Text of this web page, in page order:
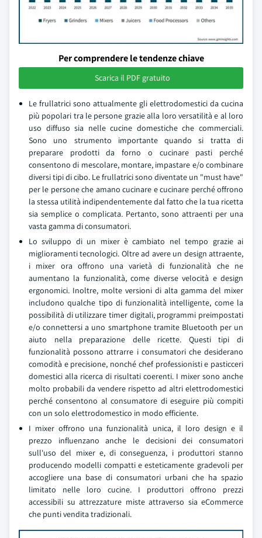
Per comprendere le tendenze chiave
Scarica il PDF gratuito
Le frullatrici sono attualmente gli elettrodomestici da cucina
più popolari tra le persone grazie alla loro versatilità e al loro
uso diffuso sia nelle cucine domestiche che commerciali.
Sono uno strumento importante quando si tratta di
preparare prodotti da forno o cucinare pasti perché
consentono di mescolare, montare, impastare e/o combinare
diversi tipi di cibo. Le frullatrici sono diventate un "must have"
per le persone che amano cucinare e cucinare perché offrono
la stessa utilità indipendentemente dal fatto che la tua ricetta
sia semplice o complicata. Pertanto, sono attraenti per una
vasta gamma di consumatori.
Lo sviluppo di un mixer è cambiato nel tempo grazie ai
miglioramenti tecnologici. Oltre ad avere un design attraente,
i mixer ora offrono una varietà di funzionalità che ne
aumentano la funzionalità, come diverse velocità e design
ergonomici. Inoltre, molte versioni di alta gamma del mixer
includono qualche tipo di funzionalità intelligente, come la
possibilità di utilizzare timer digitali, programmi preimpostati
e/o connettersi a uno smartphone tramite Bluetooth per un
aiuto nella preparazione delle ricette. Questi tipi di
funzionalità possono attrarre i consumatori che desiderano
comodità e precisione, nonché chef professionisti e pasticceri
domestici alla ricerca di risultati coerenti. I mixer sono anche
molto probabili da vendere rispetto ad altri elettrodomestici
perché consentono al consumatore di eseguire più compiti
con un solo elettrodomestico in modo efficiente.
I mixer offrono una funzionalità unica, il loro design e il
prezzo influenzano anche le decisioni dei consumatori
sull'uso del mixer e, di conseguenza, i produttori stanno
producendo modelli compatti e esteticamente gradevoli per
accogliere una base di consumatori urbani che ha spazio
limitato nelle loro cucine. I produttori offrono prezzi
accessibili su attrezzature miste attraverso sia eCommerce
che punti vendita tradizionali.